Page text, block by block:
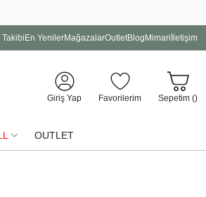
En YenilerMağazalarOutletBlog Mimari İletişim
Giriş Yap Favorilerim Sepetim ()
OUTLET